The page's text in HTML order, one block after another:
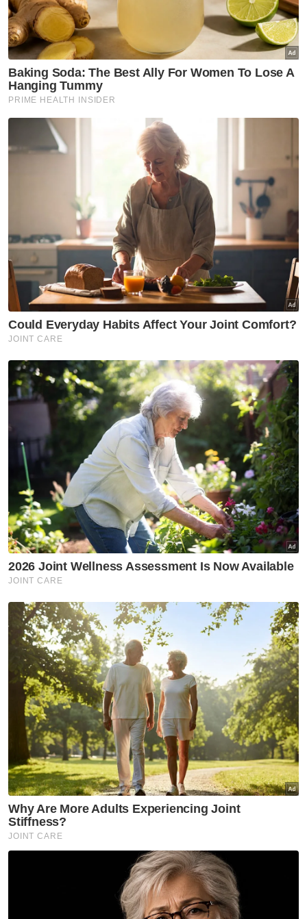
Utara
Pulau Pinang batal kompaun
ANPR parkir luar petak,
RM266,160 dipulangkan
kepada pengguna
Selangor KL
RM103.69 juta, tanggung
hutang RM6.1 bilion
'Setiap kali treler lalu, rumah
bergegar, retakan makin
ketara'